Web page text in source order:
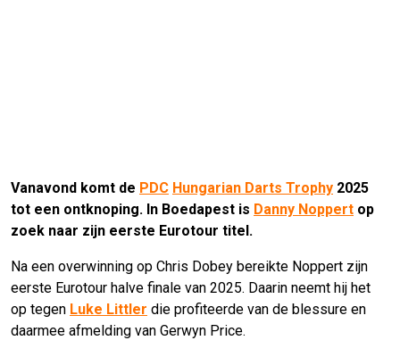
Vanavond komt de PDC Hungarian Darts Trophy 2025
tot een ontknoping. In Boedapest is Danny Noppert op
zoek naar zijn eerste Eurotour titel.
Na een overwinning op Chris Dobey bereikte Noppert zijn
eerste Eurotour halve finale van 2025. Daarin neemt hij het
op tegen Luke Littler die profiteerde van de blessure en
daarmee afmelding van Gerwyn Price.